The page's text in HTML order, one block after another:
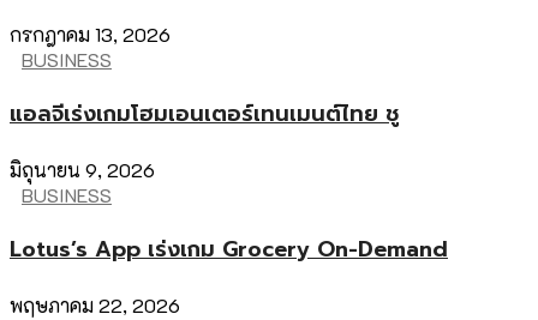
กรกฎาคม 13, 2026
BUSINESS
แอลจีเร่งเกมโฮมเอนเตอร์เทนเมนต์ไทย ชู
มิถุนายน 9, 2026
BUSINESS
Lotus’s App เร่งเกม Grocery On-Demand
พฤษภาคม 22, 2026